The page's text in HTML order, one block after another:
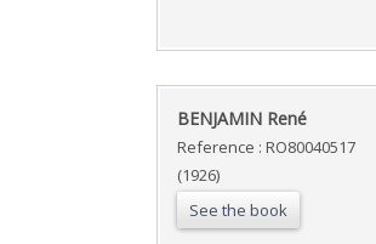
‎BENJAMIN René‎
Reference : RO80040517
(1926)
See the book